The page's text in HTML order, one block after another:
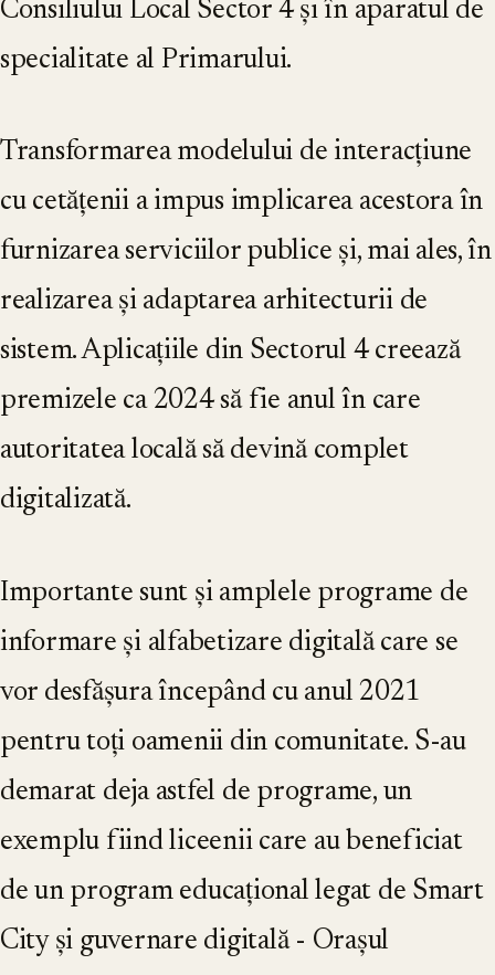
Consiliului Local Sector 4 și în aparatul de
specialitate al Primarului.
Transformarea modelului de interacțiune
cu cetățenii a impus implicarea acestora în
furnizarea serviciilor publice și, mai ales, în
realizarea și adaptarea arhitecturii de
sistem. Aplicațiile din Sectorul 4 creează
premizele ca 2024 să fie anul în care
autoritatea locală să devină complet
digitalizată.
Importante sunt și amplele programe de
informare și alfabetizare digitală care se
vor desfășura începând cu anul 2021
pentru toți oamenii din comunitate. S-au
demarat deja astfel de programe, un
exemplu fiind liceenii care au beneficiat
de un program educațional legat de Smart
City și guvernare digitală - Orașul